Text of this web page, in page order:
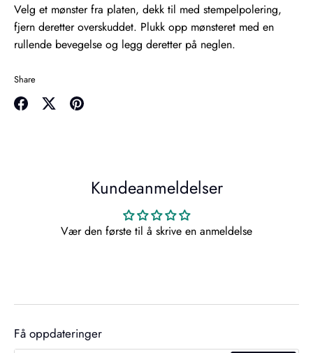
Velg et mønster fra platen, dekk til med stempelpolering,
fjern deretter overskuddet. Plukk opp mønsteret med en
rullende bevegelse og legg deretter på neglen.
Share
Kundeanmeldelser
Vær den første til å skrive en anmeldelse
Få oppdateringer